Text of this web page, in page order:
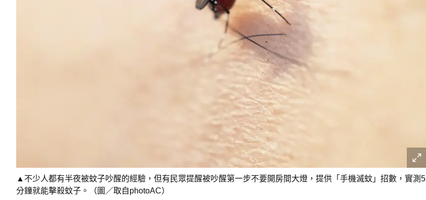
▲不少人都有半夜被蚊子吵醒的經驗，但有民眾提醒被吵醒第一步不要開房間大燈，提供「手機滅蚊」招數，實測5
分鐘就能擊殺蚊子。（圖／取自photoAC）